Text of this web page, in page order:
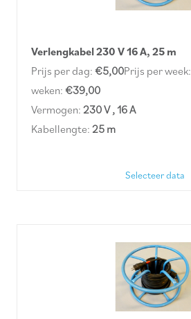
Verlengkabel 230 V 16 A, 25 m
Prijs per dag: €5,00Prijs per week:
weken: €39,00
Vermogen: 230 V , 16 A
Kabellengte: 25 m
Selecteer data